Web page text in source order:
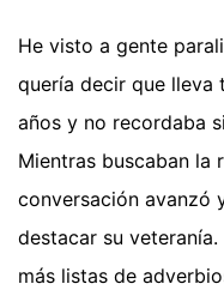
He visto a gente
quería decir que lleva
años y no recordaba
Mientras buscaban la
conversación avanzó
destacar su
más listas de